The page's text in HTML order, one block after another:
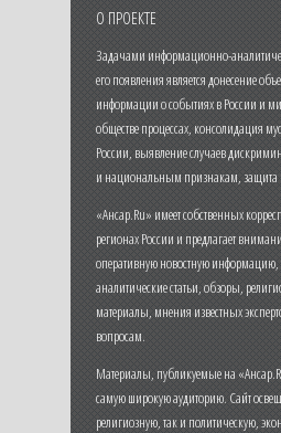
О ПРОЕКТЕ
Задачами информационно-
его появления является донесение
информации о событиях в России и
обществе процессах, консолидация
России, выявление случаев
и национальным признакам, защита
«Ансар.Ru» имеет собственных
регионах России и предлагает
оперативную новостную информацию,
аналитические статьи, обзоры,
материалы, мнения известных
вопросам.
Материалы, публикуемые на
самую широкую аудиторию. Сайт
религиозную, так и политическую,